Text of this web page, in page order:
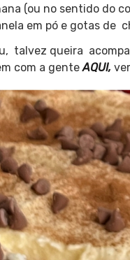
(ou no sentido do
em pó e gotas de
talvez queira
com a genteAQUI,